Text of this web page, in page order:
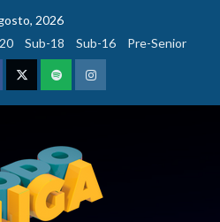
2026
Sub-18 Sub-16 Pre-Senior
TwitterPodcastInstagram